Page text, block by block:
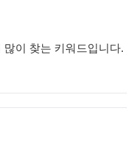
이 찾는 키워드입니